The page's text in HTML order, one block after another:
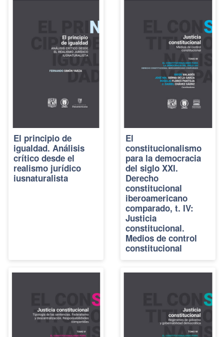
El principio de
igualdad. Análisis
crítico desde el
realismo jurídico
iusnaturalista
El
constitucionalismo
para la democracia
del siglo XXI.
Derecho
constitucional
iberoamericano
comparado, t. IV:
Justicia
constitucional.
Medios de control
constitucional